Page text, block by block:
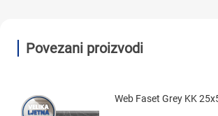
Povezani proizvodi
Web Faset Grey KK